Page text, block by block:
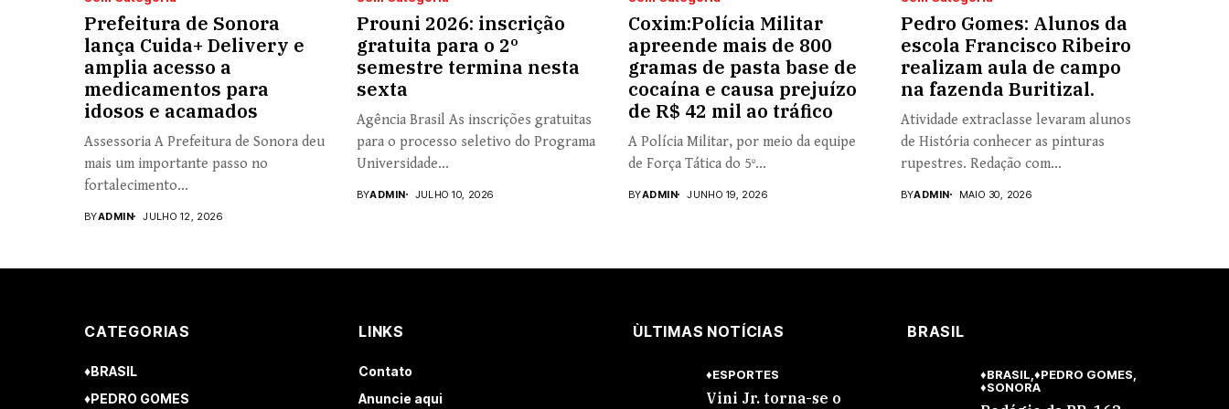
Prefeitura de Sonora
lança Cuida+ Delivery e
amplia acesso a
medicamentos para
idosos e acamados
Assessoria A Prefeitura de Sonora deu
mais um importante passo no
fortalecimento...
BYADMIN JULHO 12, 2026
Prouni 2026: inscrição
gratuita para o 2º
semestre termina nesta
sexta
Agência Brasil As inscrições gratuitas
para o processo seletivo do Programa
Universidade...
BYADMIN JULHO 10, 2026
Coxim:Polícia Militar
apreende mais de 800
gramas de pasta base de
cocaína e causa prejuízo
de R$ 42 mil ao tráfico
A Polícia Militar, por meio da equipe
de Força Tática do 5º...
BYADMIN JUNHO 19, 2026
Pedro Gomes: Alunos da
escola Francisco Ribeiro
realizam aula de campo
na fazenda Buritizal.
Atividade extraclasse levaram alunos
de História conhecer as pinturas
rupestres. Redação com...
BYADMIN MAIO 30, 2026
CATEGORIAS
♦BRASIL
♦PEDRO GOMES
LINKS
Contato
Anuncie aqui
ÙLTIMAS NOTÍCIAS
♦ESPORTES
Vini Jr. torna-se o
BRASIL
♦BRASIL ♦PEDRO GOMES
♦SONORA